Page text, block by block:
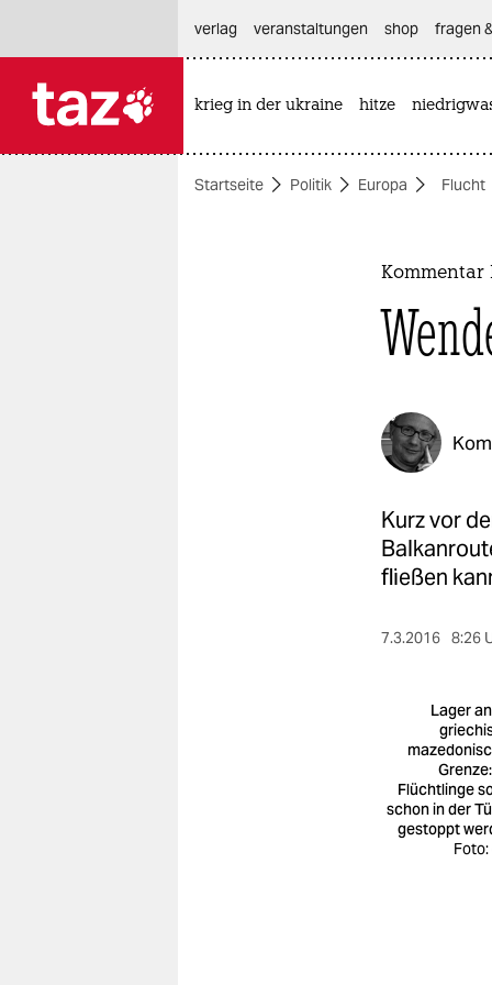
themen
verlag
veranstaltungen shop fragen
krieg in der ukraine hitze
Startseite Politik Europa Flucht
Kommentar
Kurz vor
fließen
7.3.2016 8:26
Lager
Flüchtlinge
schon in der
gestoppt